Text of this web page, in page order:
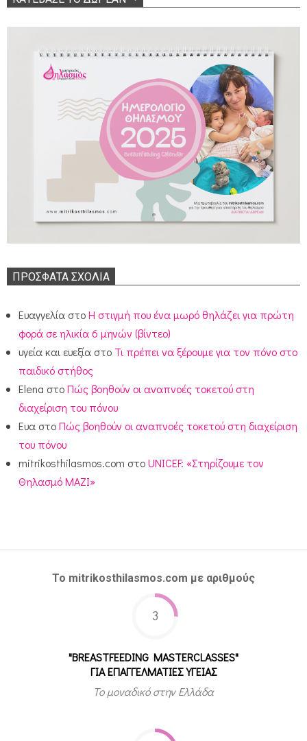
ΠΡΌΣΦΑΤΑ ΣΧΌΛΙΑ
Ευαγγελία στοΗ στιγμή που ένα μωρό θηλάζει για πρώτη
φορά σε ηλικία 6 μηνών (βίντεο)
υγεία και ευεξία στο Τι πρέπει να ξέρουμε για τον πόνο στο
παιδικό στήθος
Elena στοΠώς βοηθούν οι αναπνοές τοκετού στη
διαχείριση του πόνου
Ευα στοΠώς βοηθούν οι αναπνοές τοκετού στη διαχείριση
του πόνου
mitrikosthilasmos.com στοUNICEF: «Στηρίζουμε τον
Θηλασμό ΜΑΖΙ»
Το mitrikosthilasmos.com με αριθμούς
3
"BREASTFEEDING MASTERCLASSES"
ΓΙΑ ΕΠΑΓΓΕΛΜΑΤΙΕΣ ΥΓΕΙΑΣ
Το μοναδικό στην Ελλάδα